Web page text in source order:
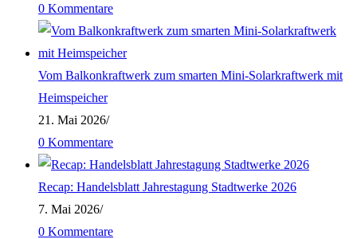
0 Kommentare
Vom Balkonkraftwerk zum smarten Mini-Solarkraftwerk mit
Heimspeicher
21. Mai 2026/
0 Kommentare
Recap: Handelsblatt Jahrestagung Stadtwerke 2026
7. Mai 2026/
0 Kommentare